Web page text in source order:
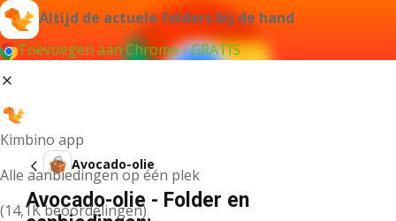
Altijd de actuele folders bij de hand
Toevoegen aan Chrome - GRATIS
Kimbino app
Alle aanbiedingen op één plek
(14,1K beoordelingen)
Avocado-olie
Avocado-olie - Folder en